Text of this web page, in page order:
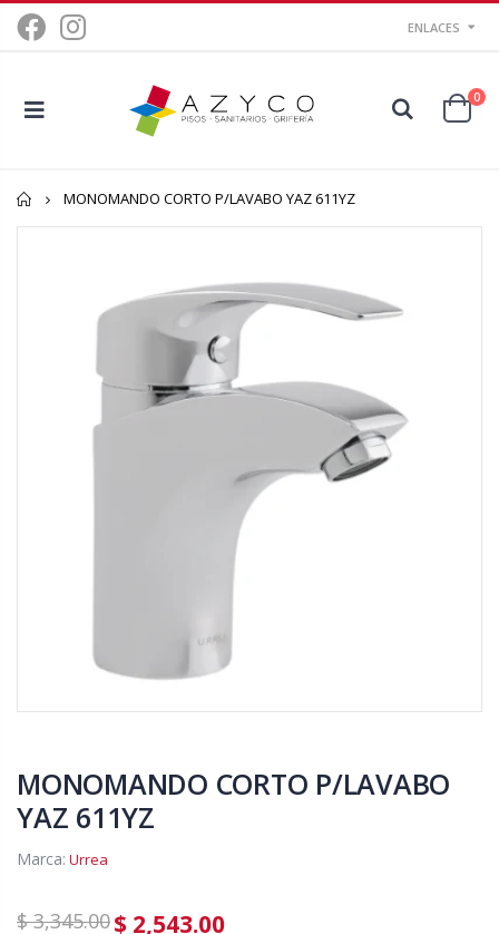
ENLACES
0
Inicio
MONOMANDO CORTO P/LAVABO YAZ 611YZ
MONOMANDO CORTO P/LAVABO
YAZ 611YZ
Marca: Urrea
$ 3,345.00$ 2,543.00